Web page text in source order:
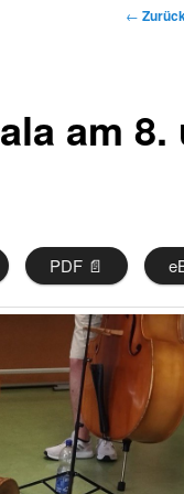
Beitrags-
←
am 8.
PDF 📄